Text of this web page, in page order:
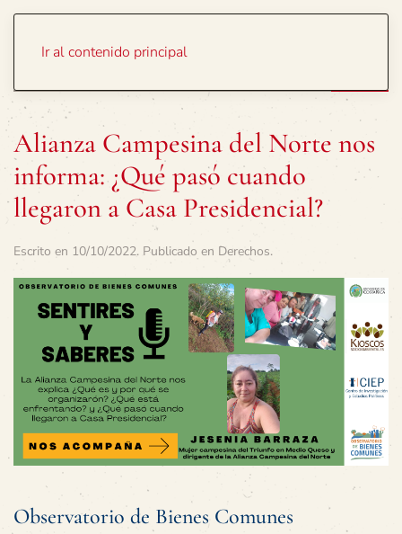
Ir al contenido principal
Alianza Campesina del Norte nos
informa: ¿Qué pasó cuando
llegaron a Casa Presidencial?
Escrito en 10/10/2022. Publicado en Derechos.
Observatorio de Bienes Comunes